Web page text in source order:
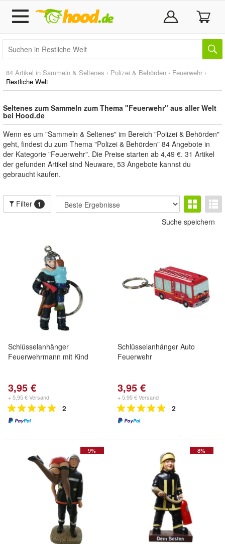
84 Artikel in Sammeln & Seltenes › Polizei & Behörden › Feuerwehr ›
Restliche Welt
Seltenes zum Sammeln zum Thema "Feuerwehr" aus aller Welt
bei Hood.de
Wenn es um "Sammeln & Seltenes" im Bereich "Polizei & Behörden"
geht, findest du zum Thema "Polizei & Behörden" 84 Angebote in
der Kategorie "Feuerwehr". Die Preise starten ab 4,49 €. 31 Artikel
der gefunden Artikel sind Neuware, 53 Angebote kannst du
gebraucht kaufen.
Filter 1
Suche speichern
Schlüsselanhänger
Feuerwehrmann mit Kind
3,95 €
+ 5,95 € Versand
2
Schlüsselanhänger Auto
Feuerwehr
3,95 €
+ 5,95 € Versand
2
- 9% - 8%